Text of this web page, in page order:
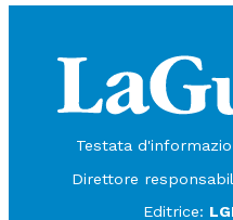
Testata
Direttore
Editrice: